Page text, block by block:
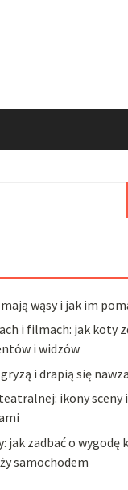
wąsy i jak im
i filmach: jak koty
i widzów
i drapią się
ikony sceny
jak zadbać o wygodę
samochodem